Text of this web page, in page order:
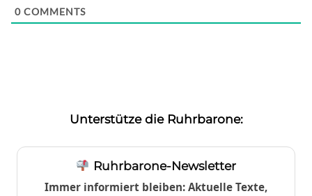
0 COMMENTS
Unterstütze die Ruhrbarone:
Ruhrbarone-Newsletter
Immer informiert bleiben: Aktuelle Texte,